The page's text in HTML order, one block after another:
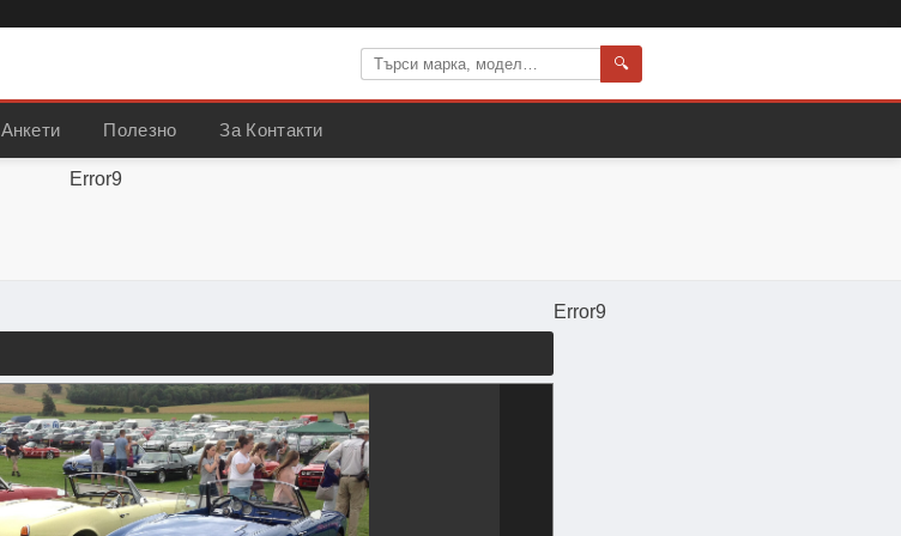
🔍
Анкети Полезно За Контакти
Error9
Error9